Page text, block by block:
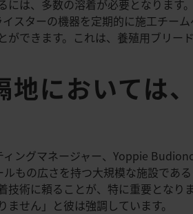
には、多数の溶着が必要となりま
スターの機器を定期的に施工チー
ができます。これは、養殖用ブリー
地においては
ングマネージャー、Yoppie
もの広さを持つ大規模な施設であ
技術に頼ることが、特に重要とな
ません」と彼は強調しています。